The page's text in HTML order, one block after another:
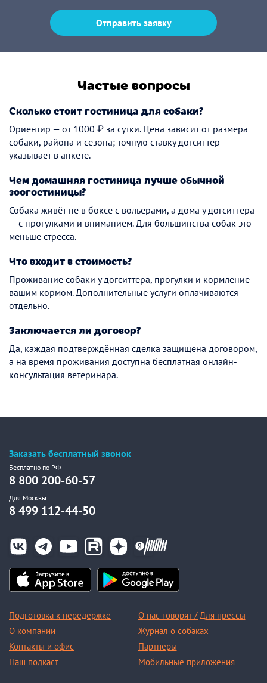
Отправить заявку
Частые вопросы
Сколько стоит гостиница для собаки?
Ориентир — от 1000 ₽ за сутки. Цена зависит от размера
собаки, района и сезона; точную ставку догситтер
указывает в анкете.
Чем домашняя гостиница лучше обычной
зоогостиницы?
Собака живёт не в боксе с вольерами, а дома у догситтера
— с прогулками и вниманием. Для большинства собак это
меньше стресса.
Что входит в стоимость?
Проживание собаки у догситтера, прогулки и кормление
вашим кормом. Дополнительные услуги оплачиваются
отдельно.
Заключается ли договор?
Да, каждая подтверждённая сделка защищена договором,
а на время проживания доступна бесплатная онлайн-
консультация ветеринара.
Заказать бесплатный звонок
Бесплатно по РФ
8 800 200-60-57
Для Москвы
8 499 112-44-50
Подготовка к передержке
О компании
Контакты и офис
Наш подкаст
О нас говорят / Для прессы
Журнал о собаках
Партнеры
Мобильные приложения